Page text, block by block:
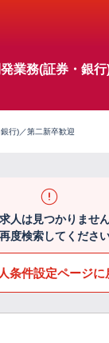
発業務(証券・銀
行)／第二新卒歓迎
人は見つかりません
度検索してくださ
条件設定ページに